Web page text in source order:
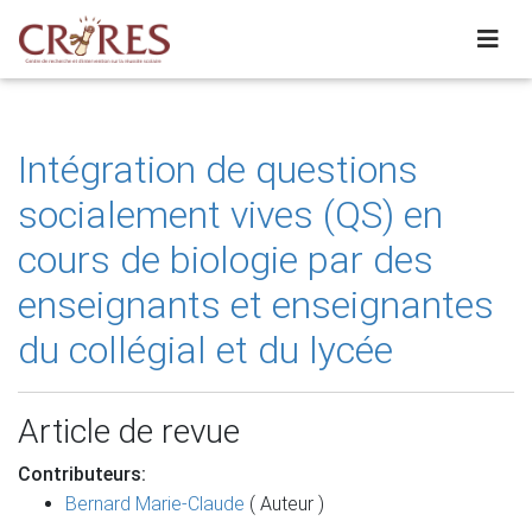
Intégration de questions
socialement vives (QS) en
cours de biologie par des
enseignants et enseignantes
du collégial et du lycée
Article de revue
Contributeurs:
Bernard Marie-Claude ( Auteur )